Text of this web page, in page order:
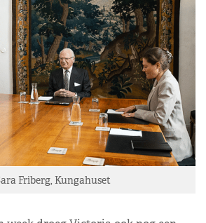
Friberg, Kungahuset